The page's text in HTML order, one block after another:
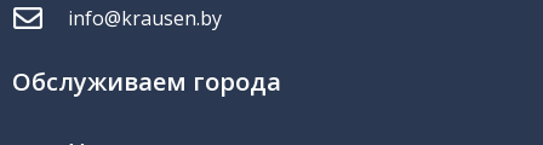
info@krausen.by
Обслуживаем города